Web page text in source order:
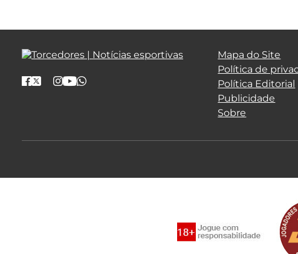
Mapa do Site
Política de
Política Editorial
Publicidade
Sobre